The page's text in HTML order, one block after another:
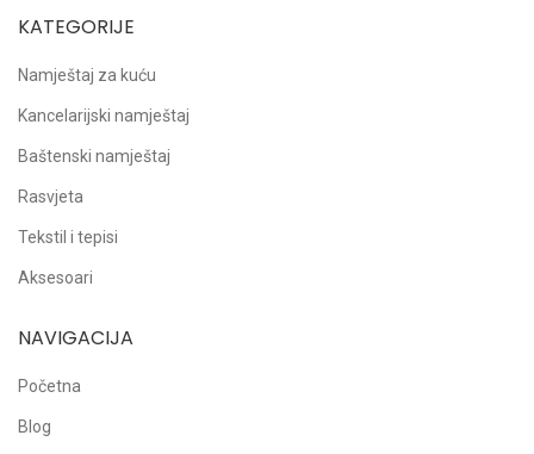
KATEGORIJE
Namještaj za kuću
Kancelarijski namještaj
Baštenski namještaj
Rasvjeta
Tekstil i tepisi
Aksesoari
NAVIGACIJA
Početna
Blog